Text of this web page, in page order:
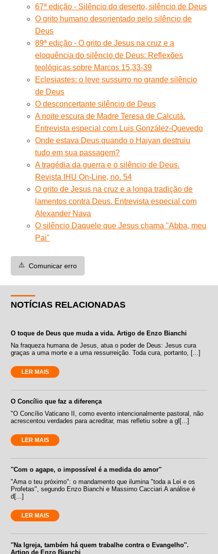
67ª edição - Silêncio do deserto, silêncio de Deus
O grito humano desorientado pelo silêncio de
Deus
89ª edição - O grito de Jesus na cruz e a
eloquência do silêncio de Deus: Reflexões
teológicas sobre Marcos 15,33-39
Eclesiastes: o leve sussurro no grande silêncio
de Deus
O desconcertante silêncio de Deus
A noite escura de Madre Teresa de Calcutá.
Entrevista especial com Luis González-Quevedo
Onde estava Deus quando o Haiyan destruiu
tudo em sua passagem?
A tragédia da guerra e o silêncio de Deus.
Revista IHU On-Line, no. 54
O grito de Jesus na cruz e a longa tradição de
lamentos contra Deus. Entrevista especial com
Alexander Nava
O silêncio Daquele que Jesus chama "Abba, meu
Pai"
⚠️ Comunicar erro
NOTÍCIAS RELACIONADAS
O toque de Deus que muda a vida. Artigo de Enzo Bianchi
Na fraqueza humana de Jesus, atua o poder de Deus: Jesus cura
graças a uma morte e a uma ressurreição. Toda cura, portanto, [...]
LER MAIS
O Concílio que faz a diferença
"O Concílio Vaticano II, como evento intencionalmente pastoral, não
acrescentou verdades para acreditar, mas refletiu sobre a gl[...]
LER MAIS
''Com o agape, o impossível é a medida do amor''
"Ama o teu próximo": o mandamento que ilumina "toda a Lei e os
Profetas", segundo Enzo Bianchi e Massimo Cacciari.A análise é
d[...]
LER MAIS
''Na Igreja, também há quem trabalhe contra o Evangelho''.
Artigo de Enzo Bianchi